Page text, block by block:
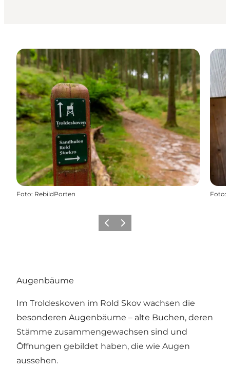
Foto: RebildPorten Foto:
Vorherige Folie
Nächste Folie
Augenbäume
Im Troldeskoven im Rold Skov wachsen die
besonderen Augenbäume – alte Buchen, deren
Stämme zusammengewachsen sind und
Öffnungen gebildet haben, die wie Augen
aussehen.